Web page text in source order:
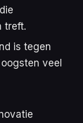
treft.
is tegen
veel